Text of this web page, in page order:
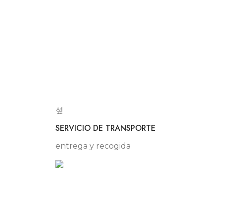
SERVICIO DE TRANSPORTE
entrega y recogida